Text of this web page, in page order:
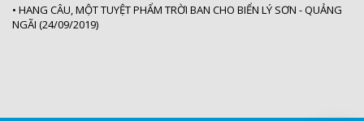
• HANG CÂU, MỘT TUYỆT PHẨM TRỜI BAN CHO BIỂN LÝ SƠN - QUẢNG
NGÃI (24/09/2019)